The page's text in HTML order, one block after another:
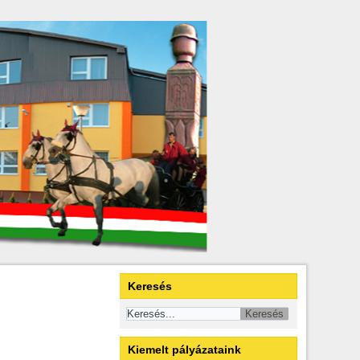
Keresés
Kiemelt pályázataink